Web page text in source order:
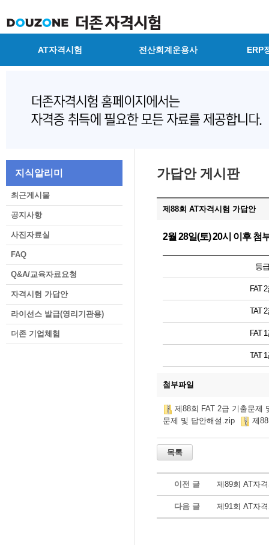
AT자격시험 전산회계운용사 ERP
지식알리미
최근게시물
공지사항
사진자료실
FAQ
Q&A/교육자료요청
자격시험 가답안
라이선스 발급(영리기관용)
더존 기업체험
가답안 게시판
제88회 AT자격시험 가답안
2월 28일(토) 20시 이후 첨
등급
FAT
TAT
FAT
TAT
첨부파일
제88회 FAT 2급 기출문제
문제 및 답안해설.zip
제
이전 글 제89회 AT자
다음 글 제91회 AT자